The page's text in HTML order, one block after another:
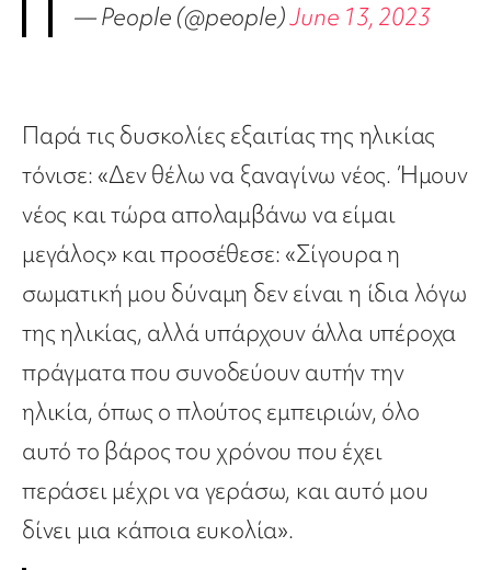
— People (@people)June 13, 2023
Παρά τις δυσκολίες εξαιτίας της ηλικίας
τόνισε: «Δεν θέλω να ξαναγίνω νέος. Ήμουν
νέος και τώρα απολαμβάνω να είμαι
μεγάλος» και προσέθεσε: «Σίγουρα η
σωματική μου δύναμη δεν είναι η ίδια λόγω
της ηλικίας, αλλά υπάρχουν άλλα υπέροχα
πράγματα που συνοδεύουν αυτήν την
ηλικία, όπως ο πλούτος εμπειριών, όλο
αυτό το βάρος του χρόνου που έχει
περάσει μέχρι να γεράσω, και αυτό μου
δίνει μια κάποια ευκολία».